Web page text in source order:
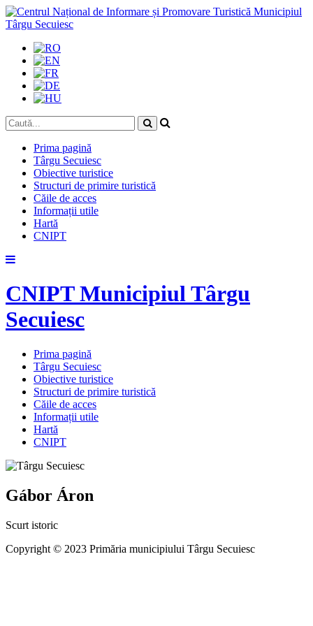
Prima pagină
Târgu Secuiesc
Obiective turistice
Structuri de primire turistică
Căile de acces
Informații utile
Hartă
CNIPT
Skip
content
CNIPT Municipiul Târgu
Secuiesc
Prima pagină
Târgu Secuiesc
Obiective turistice
Structuri de primire turistică
Căile de acces
Informații utile
Hartă
CNIPT
Gábor Áron
Scurt istoric
Copyright © 2023 Primăria municipiului Târgu Secuiesc